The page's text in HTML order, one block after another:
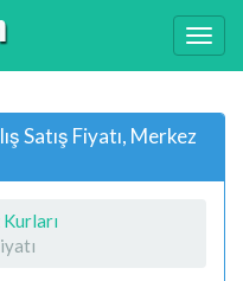
Satış Fiyatı, Merkez